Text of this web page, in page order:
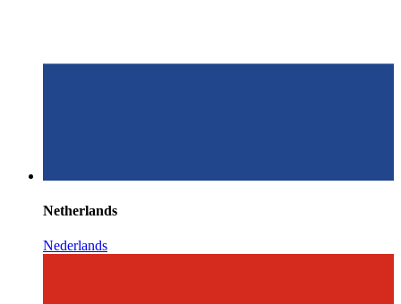
Netherlands
Nederlands